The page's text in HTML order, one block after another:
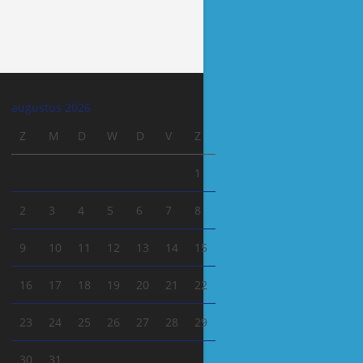
augustus 2026
Z
M D W D V Z
1
2 3 4 5 6 7 8
9 10 11 12 13 14 15
16 17 18 19 20 21 22
23 24 25 26 27 28 29
30 31